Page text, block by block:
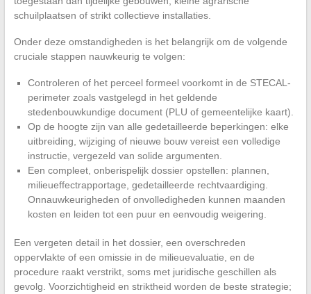
schuilplaatsen of strikt collectieve installaties.
Onder deze omstandigheden is het belangrijk om de volgende
cruciale stappen nauwkeurig te volgen:
Controleren of het perceel formeel voorkomt in de STECAL-
perimeter zoals vastgelegd in het geldende
stedenbouwkundige document (PLU of gemeentelijke kaart).
Op de hoogte zijn van alle gedetailleerde beperkingen: elke
uitbreiding, wijziging of nieuwe bouw vereist een volledige
instructie, vergezeld van solide argumenten.
Een compleet, onberispelijk dossier opstellen: plannen,
milieueffectrapportage, gedetailleerde rechtvaardiging.
Onnauwkeurigheden of onvolledigheden kunnen maanden
kosten en leiden tot een puur en eenvoudig weigering.
Een vergeten detail in het dossier, een overschreden
oppervlakte of een omissie in de milieuevaluatie, en de
procedure raakt verstrikt, soms met juridische geschillen als
gevolg. Voorzichtigheid en striktheid worden de beste strategie;